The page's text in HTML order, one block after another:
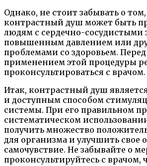
Однако, не стоит забывать о
контрастный душ может быть
людям с сердечно-сосудистыми
повышенным давлением или
проблемами со здоровьем.
применением этой процедуры
проконсультироваться с врачом.
Итак, контрастный душ
и доступным способом
системы. При его правильном
систематическом
получить множество
для организма и улучшить свое
самочувствие. Не забывайте о
проконсультируйтесь с врачом,